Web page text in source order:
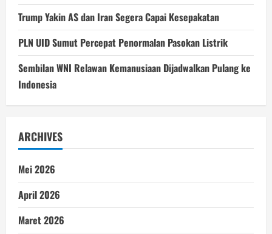
Trump Yakin AS dan Iran Segera Capai Kesepakatan
PLN UID Sumut Percepat Penormalan Pasokan Listrik
Sembilan WNI Relawan Kemanusiaan Dijadwalkan Pulang ke
Indonesia
ARCHIVES
Mei 2026
April 2026
Maret 2026